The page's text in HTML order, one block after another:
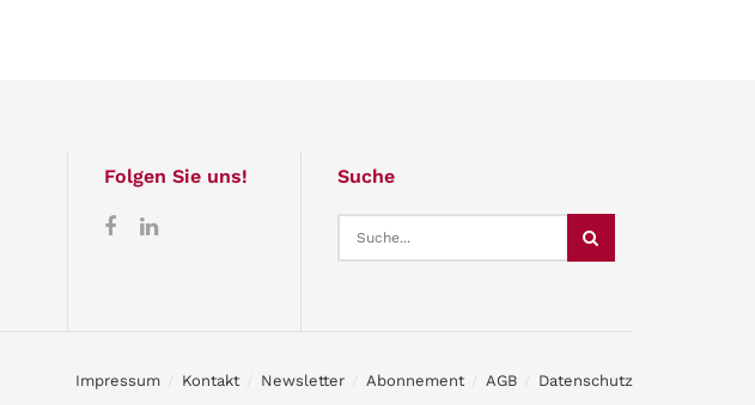
Folgen Sie uns! Suche
Impressum Kontakt Newsletter Abonnement AGB Datenschutz